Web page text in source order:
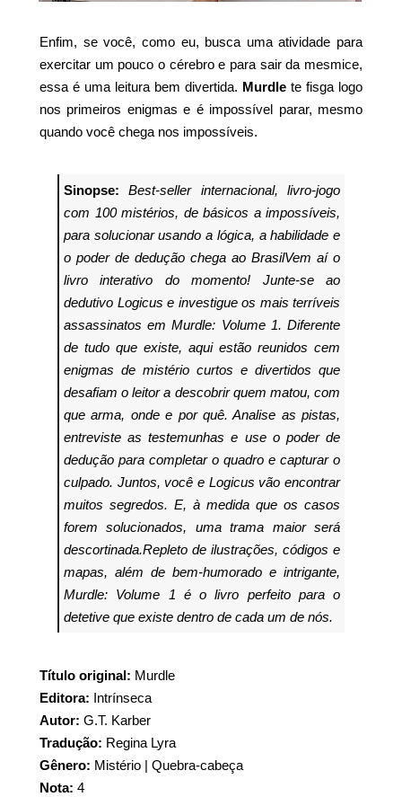
Enfim, se você, como eu, busca uma atividade para
exercitar um pouco o cérebro e para sair da mesmice,
essa é uma leitura bem divertida. Murdle te fisga logo
nos primeiros enigmas e é impossível parar, mesmo
quando você chega nos impossíveis.
Sinopse:
Best-seller internacional, livro-jogo
com 100 mistérios, de básicos a impossíveis,
para solucionar usando a lógica, a habilidade e
o poder de dedução chega ao BrasilVem aí o
livro interativo do momento! Junte-se ao
dedutivo Logicus e investigue os mais terríveis
assassinatos em Murdle: Volume 1. Diferente
de tudo que existe, aqui estão reunidos cem
enigmas de mistério curtos e divertidos que
desafiam o leitor a descobrir quem matou, com
que arma, onde e por quê. Analise as pistas,
entreviste as testemunhas e use o poder de
dedução para completar o quadro e capturar o
culpado. Juntos, você e Logicus vão encontrar
muitos segredos. E, à medida que os casos
forem solucionados, uma trama maior será
descortinada.Repleto de ilustrações, códigos e
mapas, além de bem-humorado e intrigante,
Murdle: Volume 1 é o livro perfeito para o
detetive que existe dentro de cada um de nós.
Título original: Murdle
Editora: Intrínseca
Autor: G.T. Karber
Tradução: Regina Lyra
Gênero: Mistério | Quebra-cabeça
Nota: 4